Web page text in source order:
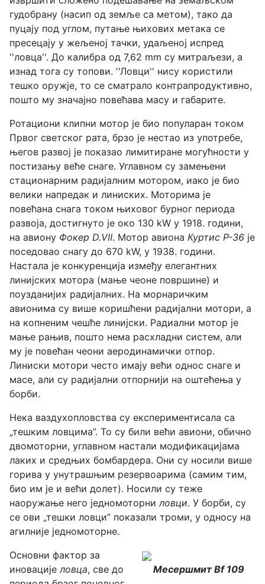
гудобрану (насип од земље са метом), тако да
пуцају под углом, путање њихових метака се
пресецају у жељеној тачки, удаљеној испред
''ловца''. До калибра од 7,62 mm су митраљези, а
изнад тога су топови. ''Ловци'' нису користили
тешко оружје, то се сматрало контрапродуктивно,
пошто му значајно повећава масу и габарите.
Ротациони клипни мотор је био популаран током
Првог светског рата, брзо је нестао из употребе,
његов развој је показао лимитиране могућности у
постизању веће снаге. Углавном су замењени
стационарним радијалним мотором, иако је био
велики напредак и линиских. Моторима је
повећана снага током њиховог бурног периода
развоја, достигнуто је око 130 kW у 1918. години,
на авиону Фокер D.VII. Мотор авиона Куртис P-36 је
поседовао снагу до 670 kW, у 1938. години.
Настала је конкуренција између елегантних
линијских мотора (мање чеоне површине) и
поузданијих радијалних. На морнаричким
авионима су више коришћени радијални мотори, а
на копненим чешће линијски. Радиални мотор је
мање рањив, пошто нема расхладни систем, али
му је повећан чеони аеродинамички отпор.
Линиски мотори често имају већи однос снаге и
масе, али су радијални отпорнији на оштећења у
борби.
Нека ваздухопловства су експериментисала са
„тешким ловцима”. То су били већи авиони, обично
двомоторни, углавном настали модификацијама
лаких и средњих бомбардера. Они су носили више
горива у унутрашњим резервоарима (самим тим,
био им је и већи долет). Носили су теже
наоружање него једномоторниловци. У борби, су
се ови „тешки ловци” показали троми, у односу на
агилније једномоторне.
Месершмит Bf 109
Основни фактор за
иновацијеловца, све до